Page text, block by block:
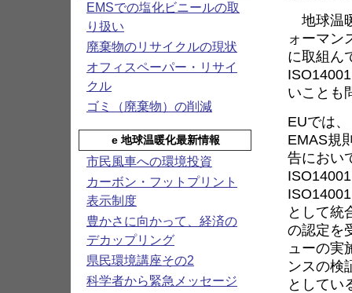
地球温
ォーマン
に取組ん
いことも
EUでは、
EMAS規
告におい
として統
の認定を
ューの実
ンスの検
としてい
EMSでの塩化ビニールの取
り扱い
廃棄物のリサイクルの現状
オフィスペーパー・リサイ
クル
ゴミ（廃棄物）の削減
e 地球温暖化最新情報
市民風車への環境投資
カーボン・フットプリント
表示制度
豊かさに向かって、経済の
デカップリング
県民環境講座その2
科学者から緊急メッセージ